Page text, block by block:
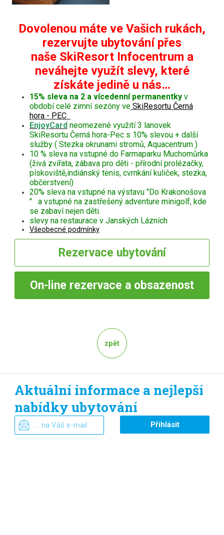
Dovolenou máte ve Vašich rukách,
rezervujte ubytování přes
naše SkiResort Infocentrum a
neváhejte využít slevy, které
získáte jedině u nás…
15% sleva na 2 a vícedenní permanentkyv
období celé zimní sezóny veSkiResortu Černá
hora - PEC
EnjoyCard neomezené využití 3 lanovek
SkiResortu Černá hora-Pec s 10% slevou + další
služby ( Stezka okrunami stromů, Aquacentrum )
10 % sleva na vstupné do Farmaparku Muchomůrka
(živá zvířata, zábava pro děti - přírodní prolézačky,
pískoviště,indiánský tenis, cvrnkání kuliček, stezka,
občerstvení)
20% sleva na vstupné na výstavu "Do Krakonošova
" a vstupné na zastřešený adventure minigolf, kde
se zabaví nejen děti.
slevy na restaurace v Janských Lázních
Všeobecné podmínky
Rezervace ubytování
On-line rezervace a obsazenost
zpět
Aktuální informace a nejlepší
nabídky ubytování